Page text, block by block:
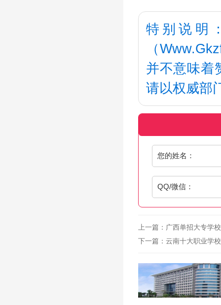
特别说明
（
并不意味着
请以权威部
您的姓名：
QQ/微信：
上一篇： 广西单招大专学
下一篇： 云南十大职业学